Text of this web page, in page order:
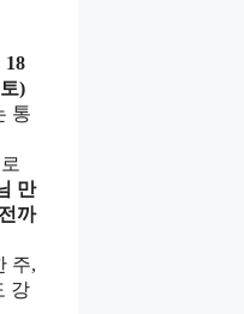
18
)
통
만
까
주,
강